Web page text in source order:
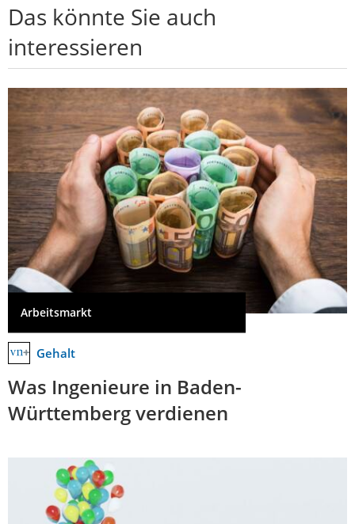
Das könnte Sie auch
interessieren
Arbeitsmarkt
Gehalt
Was Ingenieure in Baden-
Württemberg verdienen